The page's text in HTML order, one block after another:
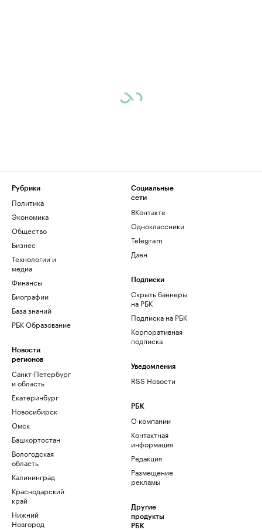
Рубрики
Политика
Экономика
Общество
Бизнес
Технологии и
медиа
Финансы
Биографии
База знаний
РБК Образование
Новости
регионов
Санкт-Петербург
и область
Екатеринбург
Новосибирск
Омск
Башкортостан
Вологодская
область
Калининград
Краснодарский
край
Нижний
Новгород
Социальные
сети
ВКонтакте
Одноклассники
Telegram
Дзен
Подписки
Скрыть баннеры
на РБК
Подписка на РБК
Корпоративная
подписка
Уведомления
RSS Новости
РБК
О компании
Контактная
информация
Редакция
Размещение
рекламы
Другие
продукты
РБК